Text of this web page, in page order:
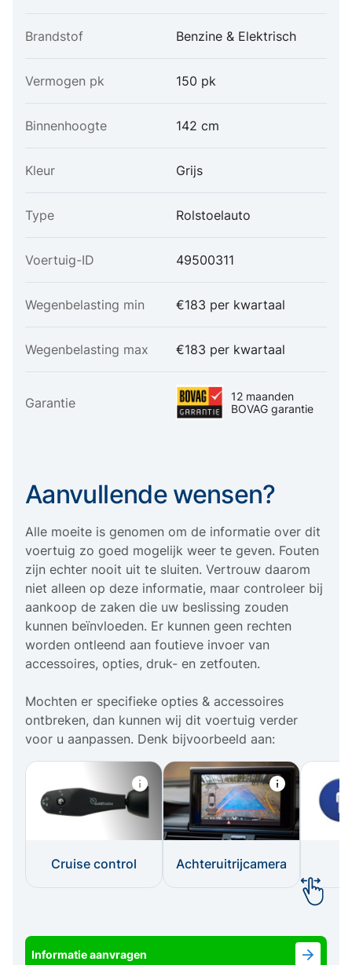
Brandstof Benzine & Elektrisch
Vermogen pk 150 pk
Binnenhoogte 142 cm
Kleur Grijs
Type Rolstoelauto
Voertuig-ID 49500311
Wegenbelasting min €183 per kwartaal
Wegenbelasting max €183 per kwartaal
Garantie
12 maanden
BOVAG garantie
Aanvullende wensen?
Alle moeite is genomen om de informatie over dit
voertuig zo goed mogelijk weer te geven. Fouten
zijn echter nooit uit te sluiten. Vertrouw daarom
niet alleen op deze informatie, maar controleer bij
aankoop de zaken die uw beslissing zouden
kunnen beïnvloeden. Er kunnen geen rechten
worden ontleend aan foutieve invoer van
accessoires, opties, druk- en zetfouten.
Mochten er specifieke opties & accessoires
ontbreken, dan kunnen wij dit voertuig verder
voor u aanpassen. Denk bijvoorbeeld aan:
Cruise control Achteruitrijcamera
Informatie aanvragen